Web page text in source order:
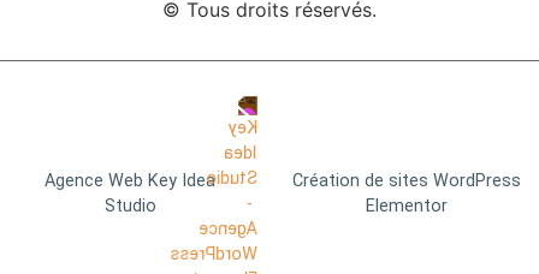
© Tous droits réservés.
Agence Web Key Idea
Studio
Création de sites WordPress
Elementor